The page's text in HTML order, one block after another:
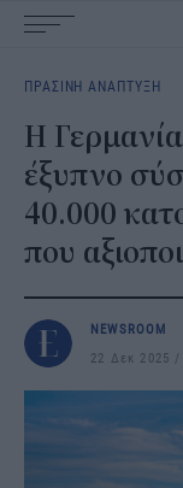
navigation
ΠΡΑΣΙΝΗ ΑΝΑΠΤΥΞΗ
Η
έξυπνο
40.000
που
NEWSROOM
22 Δεκ 2025